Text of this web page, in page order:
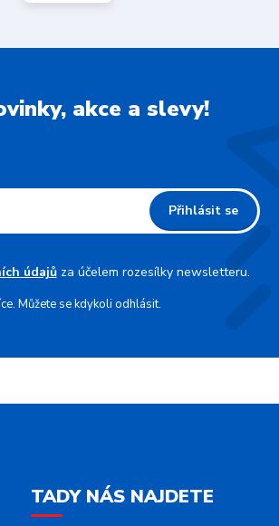
akce a slevy!
Přihlásit se
údajůza účelem rozesílky newsletteru.
Můžete se kdykoli odhlásit.
TADY NÁS NAJDETE